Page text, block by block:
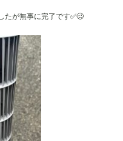
たが無事に完了です✅🥴